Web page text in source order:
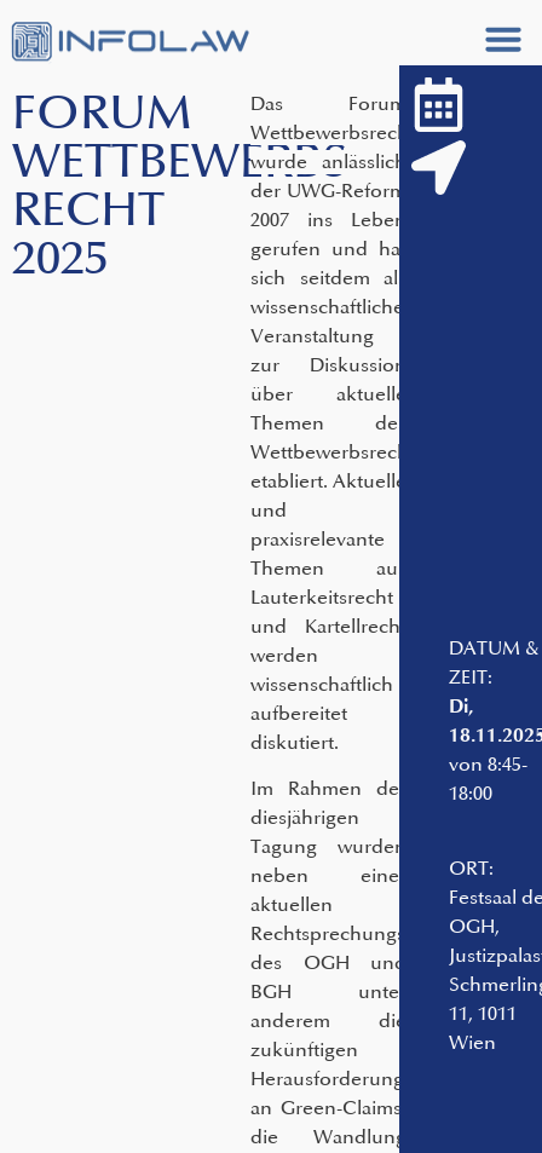
FORUM
WETTBEWERBS­
RECHT
2025
Das Forum
Wettbewerbsrecht
wurde anlässlich
der UWG-Reform
2007 ins Leben
gerufen und hat
sich seitdem als
wissenschaftliche
Veranstaltung
zur Diskussion
über aktuelle
Themen des
Wettbewerbsrechts
etabliert. Aktuelle
und
praxisrelevante
Themen aus
Lauterkeitsrecht
und Kartellrecht
werden
wissenschaftlich
aufbereitet
diskutiert.
Im Rahmen der
diesjährigen
Tagung wurden
neben einer
aktuellen
Rechtsprechungsübersicht
des OGH und
BGH unter
anderem die
zukünftigen
Herausforderungen
an Green-Claims,
die Wandlung
DATUM &
ZEIT:
Di,
von 8:45-
18:00
ORT:
Festsaal
OGH,
11, 1011
Wien